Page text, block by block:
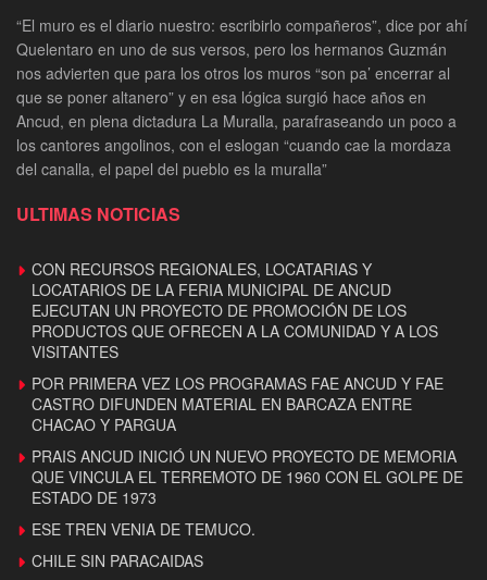
“El muro es el diario nuestro: escribirlo compañeros”, dice por ahí
Quelentaro en uno de sus versos, pero los hermanos Guzmán
nos advierten que para los otros los muros “son pa’ encerrar al
que se poner altanero” y en esa lógica surgió hace años en
Ancud, en plena dictadura La Muralla, parafraseando un poco a
los cantores angolinos, con el eslogan “cuando cae la mordaza
del canalla, el papel del pueblo es la muralla”
ULTIMAS NOTICIAS
CON RECURSOS REGIONALES, LOCATARIAS Y
LOCATARIOS DE LA FERIA MUNICIPAL DE ANCUD
EJECUTAN UN PROYECTO DE PROMOCIÓN DE LOS
PRODUCTOS QUE OFRECEN A LA COMUNIDAD Y A LOS
VISITANTES
POR PRIMERA VEZ LOS PROGRAMAS FAE ANCUD Y FAE
CASTRO DIFUNDEN MATERIAL EN BARCAZA ENTRE
CHACAO Y PARGUA
PRAIS ANCUD INICIÓ UN NUEVO PROYECTO DE MEMORIA
QUE VINCULA EL TERREMOTO DE 1960 CON EL GOLPE DE
ESTADO DE 1973
ESE TREN VENIA DE TEMUCO.
CHILE SIN PARACAIDAS